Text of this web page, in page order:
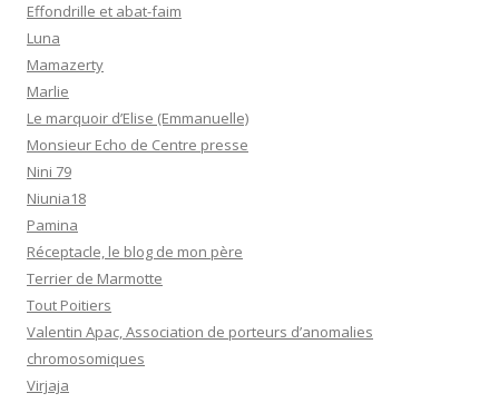
Effondrille et abat-faim
Luna
Mamazerty
Marlie
Le marquoir d’Elise (Emmanuelle)
Monsieur Echo de Centre presse
Nini 79
Niunia18
Pamina
Réceptacle, le blog de mon père
Terrier de Marmotte
Tout Poitiers
Valentin Apac, Association de porteurs d’anomalies
chromosomiques
Virjaja